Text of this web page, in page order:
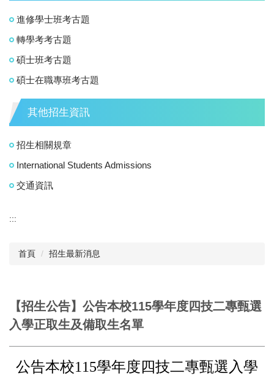
進修學士班考古題
轉學考考古題
碩士班考古題
碩士在職專班考古題
其他招生資訊
招生相關規章
International Students Admissions
交通資訊
:::
首頁 招生最新消息
【招生公告】公告本校115學年度四技二專甄選
入學正取生及備取生名單
公告本校115學年度四技二專甄選入學